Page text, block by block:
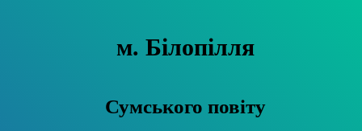
м. Білопілля
Сумського повіту